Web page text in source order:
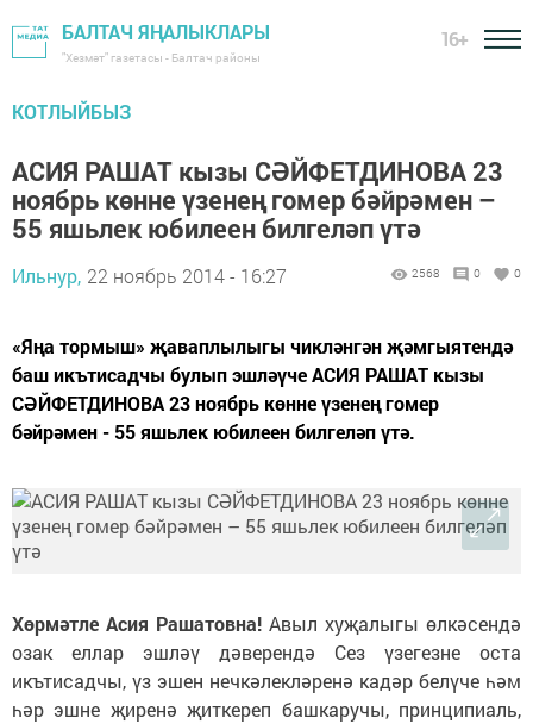
БАЛТАЧ ЯҢАЛЫКЛАРЫ
"Хезмәт" газетасы - Балтач районы
16+
КОТЛЫЙБЫЗ
АСИЯ РАШАТ кызы СӘЙФЕТДИНОВА 23
ноябрь көнне үзенең гомер бәйрәмен –
55 яшьлек юбилеен билгеләп үтә
Ильнур, 22 ноябрь 2014 - 16:27 2568 0 0
«Яңа тормыш» җаваплылыгы чикләнгән җәмгыятендә
баш икътисадчы булып эшләүче АСИЯ РАШАТ кызы
СӘЙФЕТДИНОВА 23 ноябрь көнне үзенең гомер
бәйрәмен - 55 яшьлек юбилеен билгеләп үтә.
Хөрмәтле Асия Рашатовна! Авыл хуҗалыгы өлкәсендә
озак еллар эшләү дәверендә Сез үзегезне оста
икътисадчы, үз эшен нечкәлекләренә кадәр белүче һәм
һәр эшне җиренә җиткереп башкаручы, принципиаль,